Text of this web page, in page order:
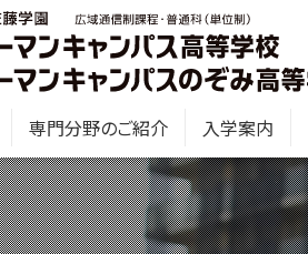
専門分野のご紹介 入学案内